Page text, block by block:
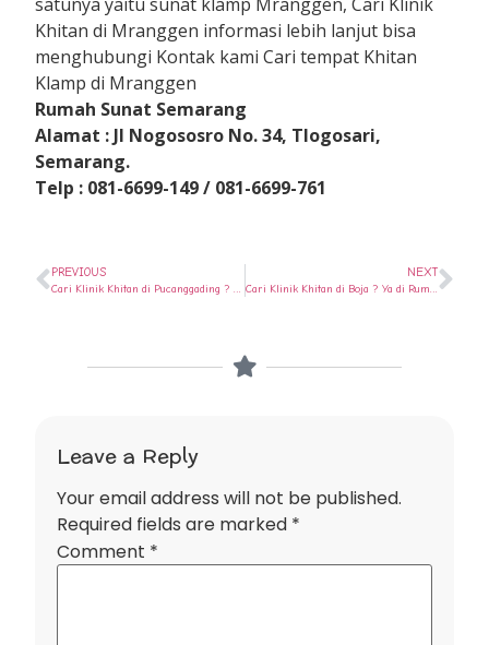
Khitan di Mranggen informasi lebih lanjut bisa
menghubungi Kontak kami Cari tempat Khitan
Klamp di Mranggen
Rumah Sunat Semarang
Alamat : Jl Nogososro No. 34, Tlogosari,
Semarang.
Telp : 081-6699-149 / 081-6699-761
PREVIOUS NEXT
Leave a Reply
Your email address will not be published.
Required fields are marked *
Comment *